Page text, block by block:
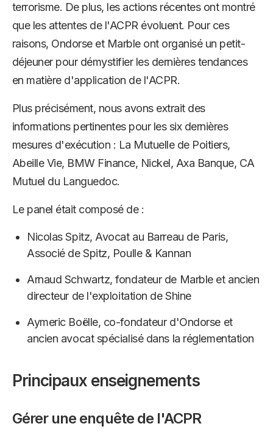
terrorisme. De plus, les actions récentes ont montré
que les attentes de l'ACPR évoluent. Pour ces
raisons, Ondorse et Marble ont organisé un petit-
déjeuner pour démystifier les dernières tendances
en matière d'application de l'ACPR.
Plus précisément, nous avons extrait des
informations pertinentes pour les six dernières
mesures d'exécution : La Mutuelle de Poitiers,
Abeille Vie, BMW Finance, Nickel, Axa Banque, CA
Mutuel du Languedoc.
Le panel était composé de :
Nicolas Spitz, Avocat au Barreau de Paris,
Associé de Spitz, Poulle & Kannan
Arnaud Schwartz, fondateur de Marble et ancien
directeur de l'exploitation de Shine
Aymeric Boëlle, co-fondateur d'Ondorse et
ancien avocat spécialisé dans la réglementation
Principaux enseignements
Gérer une enquête de l'ACPR